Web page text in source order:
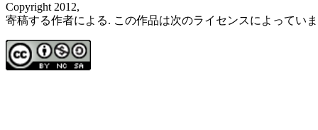
Copyright 2012,
寄稿する作者による. この作品は次のライセンスによってい